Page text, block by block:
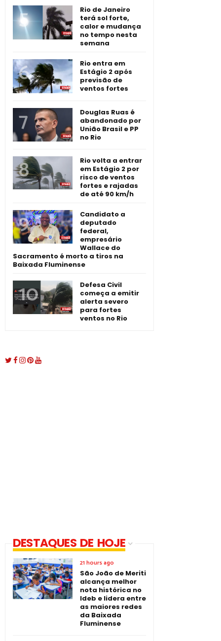
Rio de Janeiro
terá sol forte,
calor e mudança
no tempo nesta
semana
Rio entra em
Estágio 2 após
previsão de
ventos fortes
Douglas Ruas é
abandonado por
União Brasil e PP
no Rio
Rio volta a entrar
em Estágio 2 por
risco de ventos
fortes e rajadas
de até 90 km/h
Candidato a
deputado
federal,
empresário
Wallace do
Sacramento é morto a tiros na
Baixada Fluminense
Defesa Civil
começa a emitir
alerta severo
para fortes
ventos no Rio
DESTAQUES DE HOJE
21 hours ago
São João de Meriti
alcança melhor
nota histórica no
Ideb e lidera entre
as maiores redes
da Baixada
Fluminense